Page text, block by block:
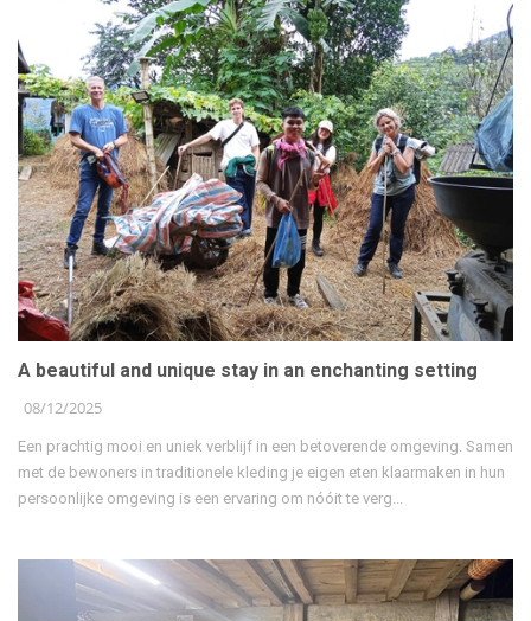
A beautiful and unique stay in an enchanting setting
08/12/2025
Een prachtig mooi en uniek verblijf in een betoverende omgeving. Samen
met de bewoners in traditionele kleding je eigen eten klaarmaken in hun
persoonlijke omgeving is een ervaring om nóóit te verg...